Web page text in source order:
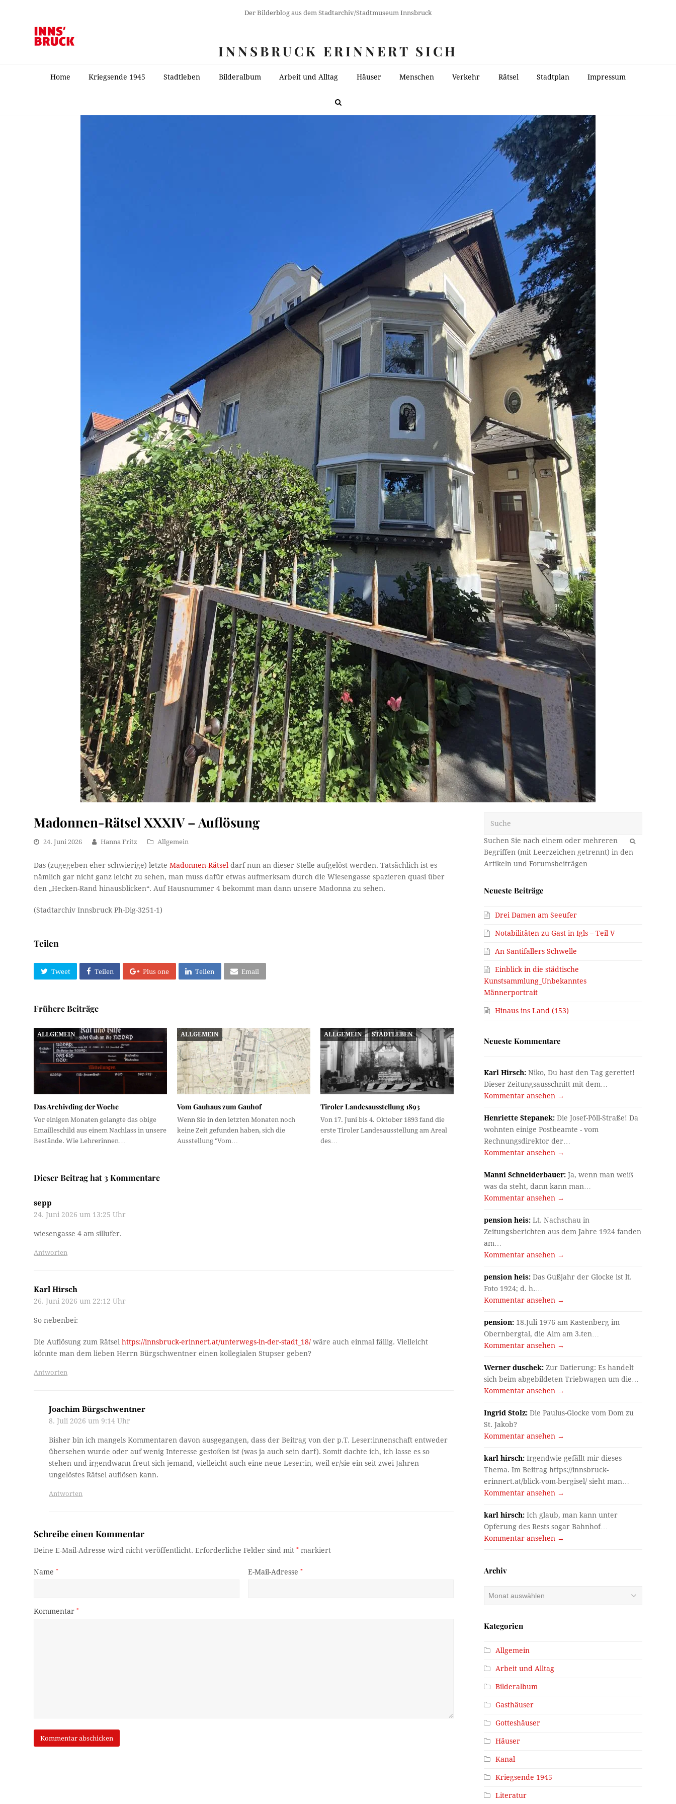
Der Bilderblog aus dem Stadtarchiv/Stadtmuseum Innsbruck
INNSBRUCK ERINNERT SICH
Home Kriegsende 1945 Stadtleben Bilderalbum Arbeit und Alltag Häuser Menschen Verkehr Rätsel Stadtplan Impressum
Madonnen-Rätsel XXXIV – Auflösung
24. Juni 2026 Hanna Fritz Allgemein
Das (zugegeben eher schwierige) letzteMadonnen-Rätsel darf nun an dieser Stelle aufgelöst werden. Tatsächlich ist es
nämlich gar nicht ganz leicht zu sehen, man muss dafür etwas aufmerksam durch die Wiesengasse spazieren quasi über
den „Hecken-Rand hinausblicken“. Auf Hausnummer 4 bekommt man dann unsere Madonna zu sehen.
(Stadtarchiv Innsbruck Ph-Dig-3251-1)
Teilen
Tweet Teilen Plus one Teilen Email
Frühere Beiträge
ALLGEMEIN
Das Archivding der Woche
Vor einigen Monaten gelangte das obige
Emailleschild aus einem Nachlass in unsere
Bestände. Wie Lehrerinnen…
ALLGEMEIN
Vom Gauhaus zum Gauhof
Wenn Sie in den letzten Monaten noch
keine Zeit gefunden haben, sich die
Ausstellung "Vom…
ALLGEMEIN STADTLEBEN
Tiroler Landesausstellung 1893
Von 17. Juni bis 4. Oktober 1893 fand die
erste Tiroler Landesausstellung am Areal
des…
Dieser Beitrag hat 3 Kommentare
sepp
24. Juni 2026 um 13:25 Uhr
wiesengasse 4 am sillufer.
Antworten
Karl Hirsch
26. Juni 2026 um 22:12 Uhr
So nebenbei:
Die Auflösung zum Rätselhttps://innsbruck-erinnert.at/unterwegs-in-der-stadt_18/ wäre auch einmal fällig. Vielleicht
könnte man dem lieben Herrn Bürgschwentner einen kollegialen Stupser geben?
Antworten
Joachim Bürgschwentner
8. Juli 2026 um 9:14 Uhr
Bisher bin ich mangels Kommentaren davon ausgegangen, dass der Beitrag von der p.T. Leser:innenschaft entweder
übersehen wurde oder auf wenig Interesse gestoßen ist (was ja auch sein darf). Somit dachte ich, ich lasse es so
stehen und irgendwann freut sich jemand, vielleicht auch eine neue Leser:in, weil er/sie ein seit zwei Jahren
ungelöstes Rätsel auflösen kann.
Antworten
Schreibe einen Kommentar
Deine E-Mail-Adresse wird nicht veröffentlicht. Erforderliche Felder sind mit* markiert
Name* E-Mail-Adresse *
Kommentar*
OK
Neueste Beiträge
Drei Damen am Seeufer
Notabilitäten zu Gast in Igls – Teil V
An Santifallers Schwelle
Einblick in die städtische
Kunstsammlung_Unbekanntes
Männerportrait
Hinaus ins Land (153)
Neueste Kommentare
Karl Hirsch: Niko, Du hast den Tag gerettet!
Dieser Zeitungsausschnitt mit dem…
Kommentar ansehen →
Henriette Stepanek: Die Josef-Pöll-Straße! Da
wohnten einige Postbeamte - vom
Rechnungsdirektor der…
Kommentar ansehen →
Manni Schneiderbauer: Ja, wenn man weiß
was da steht, dann kann man…
Kommentar ansehen →
pension heis: Lt. Nachschau in
Zeitungsberichten aus dem Jahre 1924 fanden
am…
Kommentar ansehen →
pension heis: Das Gußjahr der Glocke ist lt.
Foto 1924; d. h.…
Kommentar ansehen →
pension: 18.Juli 1976 am Kastenberg im
Obernbergtal, die Alm am 3.ten…
Kommentar ansehen →
Werner duschek: Zur Datierung: Es handelt
sich beim abgebildeten Triebwagen um die…
Kommentar ansehen →
Ingrid Stolz: Die Paulus-Glocke vom Dom zu
St. Jakob?
Kommentar ansehen →
karl hirsch: Irgendwie gefällt mir dieses
Thema. Im Beitrag https://innsbruck-
erinnert.at/blick-vom-bergisel/ sieht man…
Kommentar ansehen →
karl hirsch: Ich glaub, man kann unter
Opferung des Rests sogar Bahnhof…
Kommentar ansehen →
Archiv
Kategorien
Allgemein
Arbeit und Alltag
Bilderalbum
Gasthäuser
Gotteshäuser
Häuser
Kanal
Kriegsende 1945
Literatur